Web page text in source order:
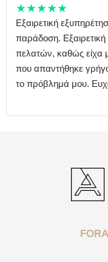
★★★★★
Εξαιρετική
παράδοση.
πελατών, καθώς είχα
που απαντήθηκε
το πρόβλημά μου.